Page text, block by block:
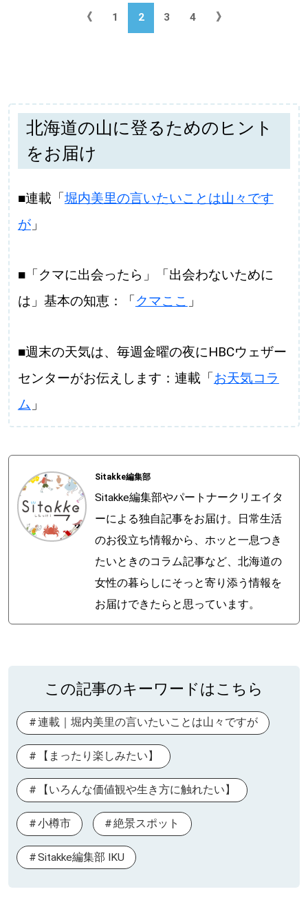
《 1 2 3 4 》
北海道の山に登るためのヒント
をお届け
■連載「堀内美里の言いたいことは山々です
が」
■「クマに出会ったら」「出会わないために
は」基本の知恵：「クマここ 」
■週末の天気は、毎週金曜の夜にHBCウェザー
センターがお伝えします：連載「お天気コラ
ム 」
Sitakke編集部
Sitakke編集部やパートナークリエイタ
ーによる独自記事をお届け。日常生活
のお役立ち情報から、ホッと一息つき
たいときのコラム記事など、北海道の
女性の暮らしにそっと寄り添う情報を
お届けできたらと思っています。
この記事のキーワードはこちら
連載｜堀内美里の言いたいことは山々ですが
【まったり楽しみたい】
【いろんな価値観や生き方に触れたい】
小樽市 絶景スポット
Sitakke編集部 IKU